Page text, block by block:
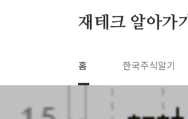
재테크 알아가기
홈 한국주식알기